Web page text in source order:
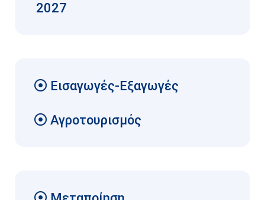
2027
Εισαγωγές-Εξαγωγές
Αγροτουρισμός